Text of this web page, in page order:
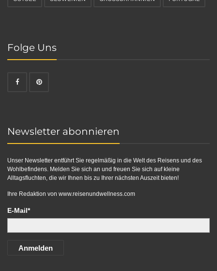
Folge Uns
Newsletter abonnieren
Unser Newsletter entführt Sie regelmäßig in die Welt des Reisens und des
Wohlbefindens. Melden Sie sich an und freuen Sie sich auf kleine
Alltagsfluchten, die wir Ihnen bis zu Ihrer nächsten Auszeit bieten!
Ihre Redaktion von www.reisenundwellness.com
E-Mail*
Anmelden